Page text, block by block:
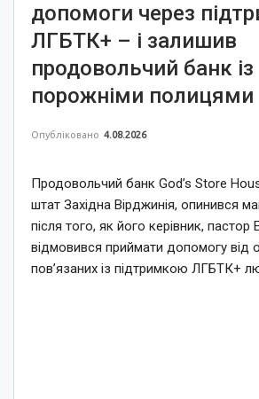
допомоги через
ЛГБТК+ – і залишив
продовольчий банк із
порожніми полицями
Опубліковано 4.08.2026
Продовольчий банк God’s Store
штат Західна Вірджинія, опинився
після того, як його керівник, пастор
відмовився приймати допомогу від
пов’язаних із підтримкою ЛГБТК+